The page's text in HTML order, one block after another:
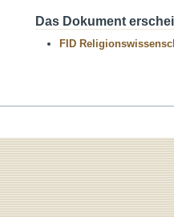
Das Dokument
FID